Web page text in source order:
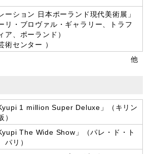
ーション 日本ポーランド現代美術展」
リ・ブロヴァル・ギャラリー、トラフ
ア、ポーランド）
センター ）
他
1 million Super Deluxe」（キリン
）
The Wide Show」（パレ・ド・ト
パリ）